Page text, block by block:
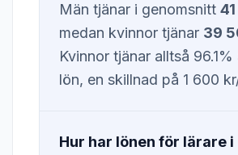
Män tjänar i genomsnitt
medan kvinnor tjänar 39
Kvinnor tjänar alltså
lön, en skillnad på 1 600
Hur har lönen för lärare i